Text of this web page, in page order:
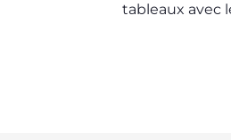
tableaux avec